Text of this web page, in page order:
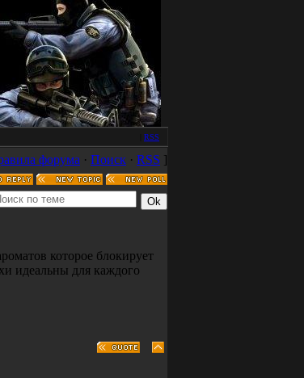
RSS
форума · Поиск · RSS ]
которое блокирует
идеальны для каждого